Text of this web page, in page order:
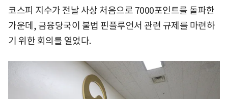
코스피 지수가 전날 사상 처음으로 7000포인트를 돌파한
가운데, 금융당국이 불법 핀플루언서 관련 규제를 마련하
기 위한 회의를 열었다.